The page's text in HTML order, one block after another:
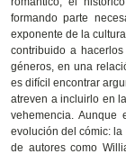
formando parte
exponente de la
contribuido a
géneros, en una
es difícil encontrar
atreven a incluirlo en
vehemencia.
evolución del cómic:
de autores como